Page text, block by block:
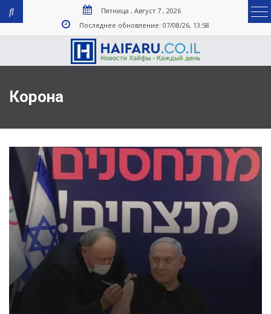
Пятница , Август 7 , 2026
Последнее обновление: 07/08/26, 13:58
Корона